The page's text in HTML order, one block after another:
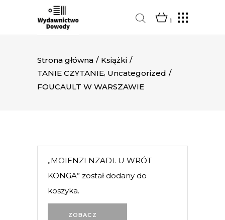
1
Strona główna / Książki /
TANIE CZYTANIE, Uncategorized /
FOUCAULT W WARSZAWIE
ZOBACZ
„MOIENZI NZADI. U WRÓT
KONGA” został dodany do
koszyka.